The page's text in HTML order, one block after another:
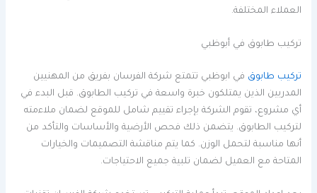
العملاء المختلفة.
تركيب طابوق في أبوظبي
تركيب طابوق في ابوظبي تتمتع شركة الفرسان بفريق من المهنيين
المدربين الذين يمتلكون خبرة واسعة في تركيب الطابوق. قبل البدء في
أي مشروع، تقوم الشركة بإجراء تقييم شامل للموقع لضمان ملاءمته
لتركيب الطابوق. يتضمن ذلك فحص الأرضية والأساسات والتأكد من
أنها مناسبة لتحمل الوزن. كما يتم مناقشة التصميمات والخيارات
المتاحة مع العميل لضمان تلبية جميع الاحتياجات.